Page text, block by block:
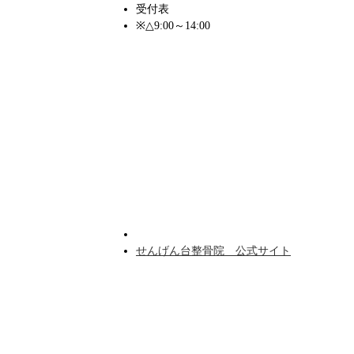
受付表
※△9:00～14:00
せんげん台整骨院 公式サイト